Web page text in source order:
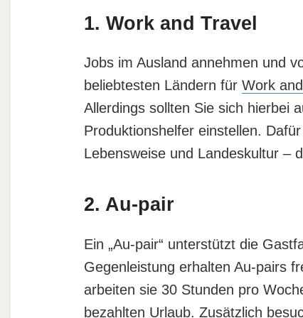
1. Work and Travel
Jobs im Ausland annehmen und
beliebtesten Ländern für Work
Allerdings sollten Sie sich hierbei
Produktionshelfer einstellen.
Lebensweise und Landeskultur –
2. Au-pair
Ein „Au-pair“ unterstützt die
Gegenleistung erhalten Au-pairs
arbeiten sie 30 Stunden pro
bezahlten Urlaub. Zusätzlich